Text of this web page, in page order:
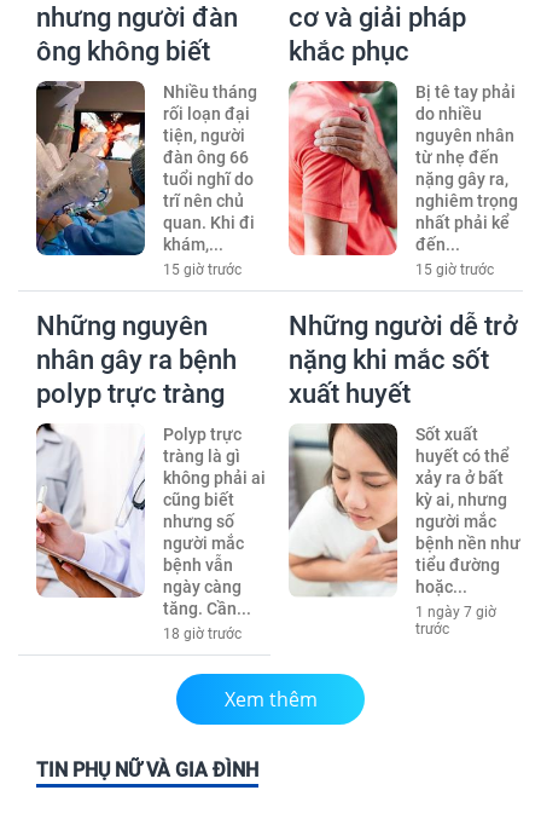
nhưng người đàn
ông không biết
Nhiều tháng
rối loạn đại
tiện, người
đàn ông 66
tuổi nghĩ do
trĩ nên chủ
quan. Khi đi
khám,...
15 giờ trước
cơ và giải pháp
khắc phục
Bị tê tay phải
do nhiều
nguyên nhân
từ nhẹ đến
nặng gây ra,
nghiêm trọng
nhất phải kể
đến...
15 giờ trước
Những nguyên
nhân gây ra bệnh
polyp trực tràng
Polyp trực
tràng là gì
không phải ai
cũng biết
nhưng số
người mắc
bệnh vẫn
ngày càng
tăng. Cần...
18 giờ trước
Những người dễ trở
nặng khi mắc sốt
xuất huyết
Sốt xuất
huyết có thể
xảy ra ở bất
kỳ ai, nhưng
người mắc
bệnh nền như
tiểu đường
hoặc...
1 ngày 7 giờ
trước
Xem thêm
TIN PHỤ NỮ VÀ GIA ĐÌNH